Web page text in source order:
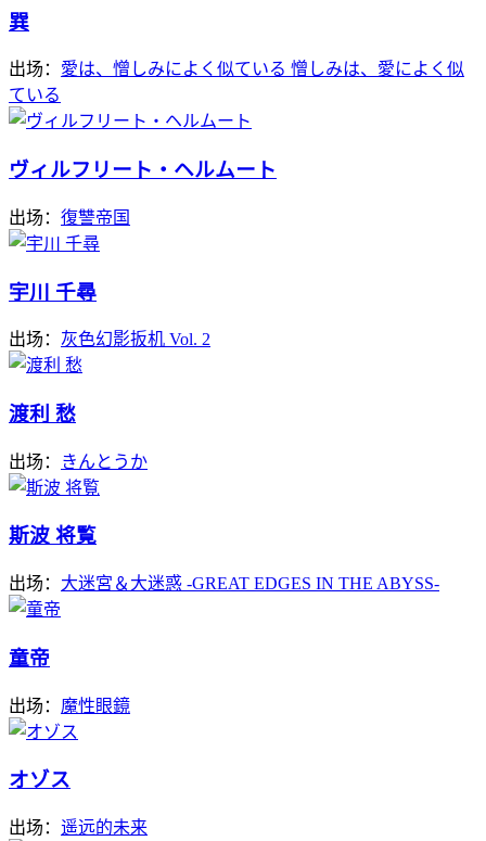
巽
出场： 愛は、憎しみによく似ている 憎しみは、愛によく似
ている
ヴィルフリート・ヘルムート
出场： 復讐帝国
宇川 千尋
出场： 灰色幻影扳机 Vol. 2
渡利 愁
出场： きんとうか
斯波 将覧
出场： 大迷宮＆大迷惑 -GREAT EDGES IN THE ABYSS-
童帝
出场： 魔性眼鏡
オゾス
出场： 遥远的未来